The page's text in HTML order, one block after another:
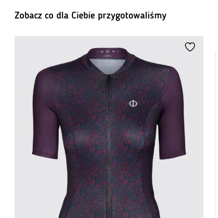
Zobacz co dla Ciebie przygotowaliśmy